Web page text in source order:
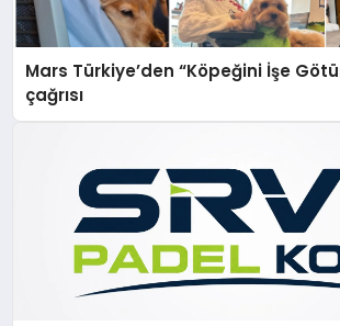
Mars Türkiye’den “Köpeğini İşe
çağrısı